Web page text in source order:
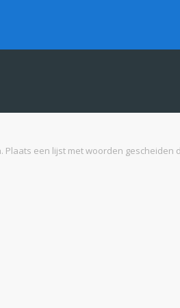
een lijst met woorden gescheiden